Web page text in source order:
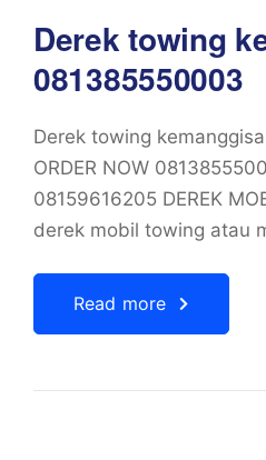
Derek towing
081385550003
Derek towing
ORDER NOW
08159616205 DEREK
derek mobil towing atau
Read more